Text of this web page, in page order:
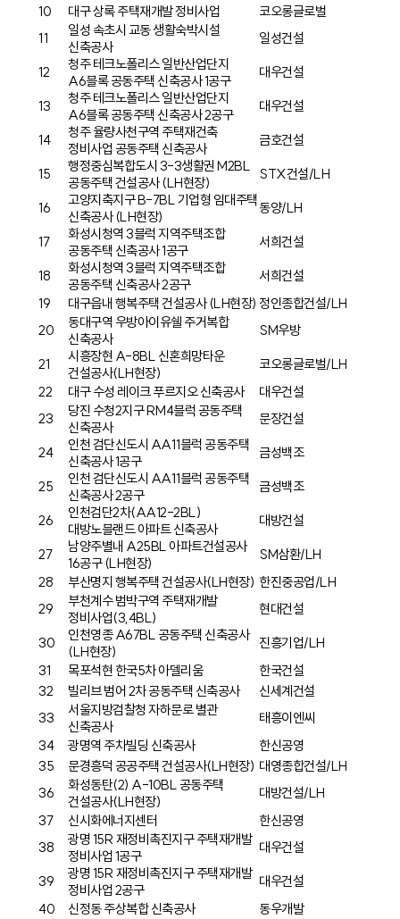
10
대구 상록 주택재개발 정비사업
코오롱글로벌
11
일성 속초시 교동 생활숙박시설
신축공사
일성건설
12
청주 테크노폴리스 일반산업단지
A6블록 공동주택 신축공사 1공구
대우건설
13
청주 테크노폴리스 일반산업단지
A6블록 공동주택 신축공사 2공구
대우건설
14
청주 율량사천구역 주택재건축
정비사업 공동주택 신축공사
금호건설
15
행정중심복합도시 3-3생활권 M2BL
공동주택 건설공사 (LH현장)
STX건설/LH
16
고양지축지구 B-7BL 기업형 임대주택
신축공사 (LH현장)
동양/LH
17
화성시청역 3블럭 지역주택조합
공동주택 신축공사 1공구
서희건설
18
화성시청역 3블럭 지역주택조합
공동주택 신축공사 2공구
서희건설
19
대구읍내 행복주택 건설공사 (LH현장) 정인종합건설/LH
20
동대구역 우방아이유쉘 주거복합
신축공사
SM우방
21
시흥장현 A-8BL 신혼희망타운
건설공사(LH현장)
코오롱글로벌/LH
22
대구 수성 레이크 푸르지오 신축공사
대우건설
23
당진 수청2지구 RM4블럭 공동주택
신축공사
문장건설
24
인천 검단신도시 AA11블럭 공동주택
신축공사 1공구
금성백조
25
인천 검단신도시 AA11블럭 공동주택
신축공사 2공구
금성백조
26
인천검단2차(AA12-2BL)
대방노블랜드 아파트 신축공사
대방건설
27
남양주별내 A25BL 아파트건설공사
16공구 (LH현장)
SM삼환/LH
28
부산명지 행복주택 건설공사(LH현장) 한진중공업/LH
29
부천계수 범박구역 주택재개발
정비사업(3,4BL)
현대건설
30
인천영종 A67BL 공동주택 신축공사
(LH현장)
진흥기업/LH
31
목포석현 한국5차 아델리움
한국건설
32
빌리브 범어 2차 공동주택 신축공사
신세계건설
33
서울지방검찰청 자하문로 별관
신축공사
태흥이엔씨
34
광명역 주차빌딩 신축공사
한신공영
35
문경흥덕 공공주택 건설공사(LH현장) 대영종합건설/LH
36
화성동탄(2) A-10BL 공동주택
건설공사(LH현장)
대방건설/LH
37
신시화에너지센터
한신공영
38
광명 15R 재정비촉진지구 주택재개발
정비사업 1공구
대우건설
39
광명 15R 재정비촉진지구 주택재개발
정비사업 2공구
대우건설
40
신정동 주상복합 신축공사
동우개발